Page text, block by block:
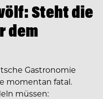
Steht die
dem
Gastronomie
momentan fatal.
müssen: